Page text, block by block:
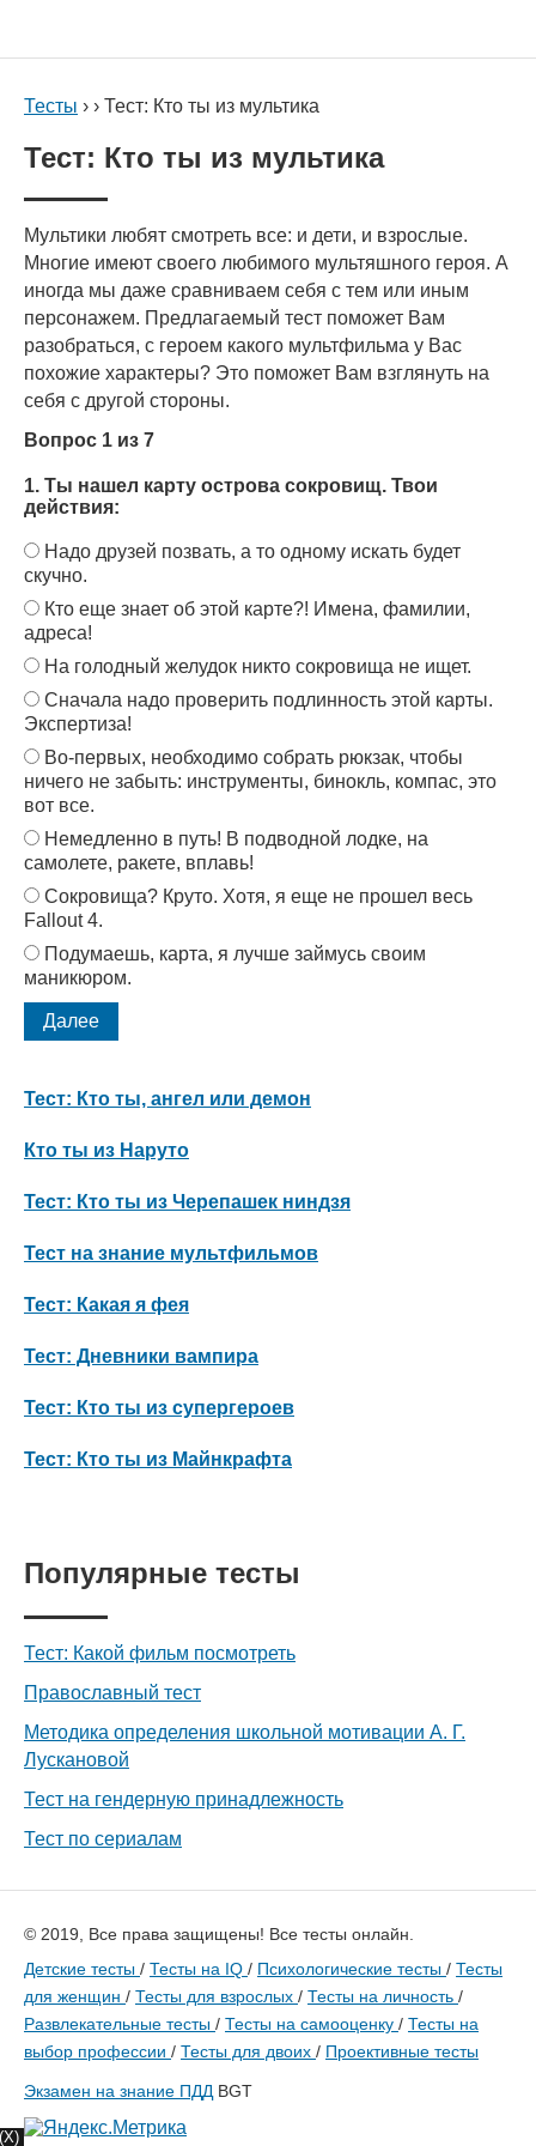
(X)
Тесты › › Тест: Кто ты из мультика
Тест: Кто ты из мультика
Мультики любят смотреть все: и дети, и взрослые.
Многие имеют своего любимого мультяшного героя. А
иногда мы даже сравниваем себя с тем или иным
персонажем. Предлагаемый тест поможет Вам
разобраться, с героем какого мультфильма у Вас
похожие характеры? Это поможет Вам взглянуть на
себя с другой стороны.
Вопрос 1 из 7
1. Ты нашел карту острова сокровищ. Твои
действия:
Надо друзей позвать, а то одному искать будет
скучно.
Кто еще знает об этой карте?! Имена, фамилии,
адреса!
На голодный желудок никто сокровища не ищет.
Сначала надо проверить подлинность этой карты.
Экспертиза!
Во-первых, необходимо собрать рюкзак, чтобы
ничего не забыть: инструменты, бинокль, компас, это
вот все.
Немедленно в путь! В подводной лодке, на
самолете, ракете, вплавь!
Сокровища? Круто. Хотя, я еще не прошел весь
Fallout 4.
Подумаешь, карта, я лучше займусь своим
маникюром.
Тест: Кто ты, ангел или демон
Кто ты из Наруто
Тест: Кто ты из Черепашек ниндзя
Тест на знание мультфильмов
Тест: Какая я фея
Тест: Дневники вампира
Тест: Кто ты из супергероев
Тест: Кто ты из Майнкрафта
Популярные тесты
Тест: Какой фильм посмотреть
Православный тест
Методика определения школьной мотивации А. Г.
Лускановой
Тест на гендерную принадлежность
Тест по сериалам
© 2019, Все права защищены! Все тесты онлайн.
Детские тесты / Тесты на IQ / Психологические тесты / Тесты
для женщин / Тесты для взрослых / Тесты на личность /
Развлекательные тесты / Тесты на самооценку / Тесты на
выбор профессии / Тесты для двоих / Проективные тесты
Экзамен на знание ПДД BGT